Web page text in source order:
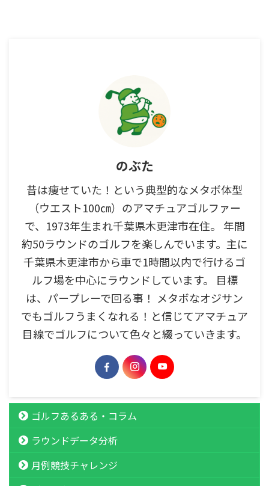
のぶた
昔は痩せていた！という典型的なメタボ体型
（ウエスト100㎝）のアマチュアゴルファー
で、1973年生まれ千葉県木更津市在住。 年間
約50ラウンドのゴルフを楽しんでいます。主に
千葉県木更津市から車で1時間以内で行けるゴ
ルフ場を中心にラウンドしています。 目標
は、パープレーで回る事！ メタボなオジサン
でもゴルフうまくなれる！と信じてアマチュア
目線でゴルフについて色々と綴っていきます。
ゴルフあるある・コラム
ラウンドデータ分析
月例競技チャレンジ